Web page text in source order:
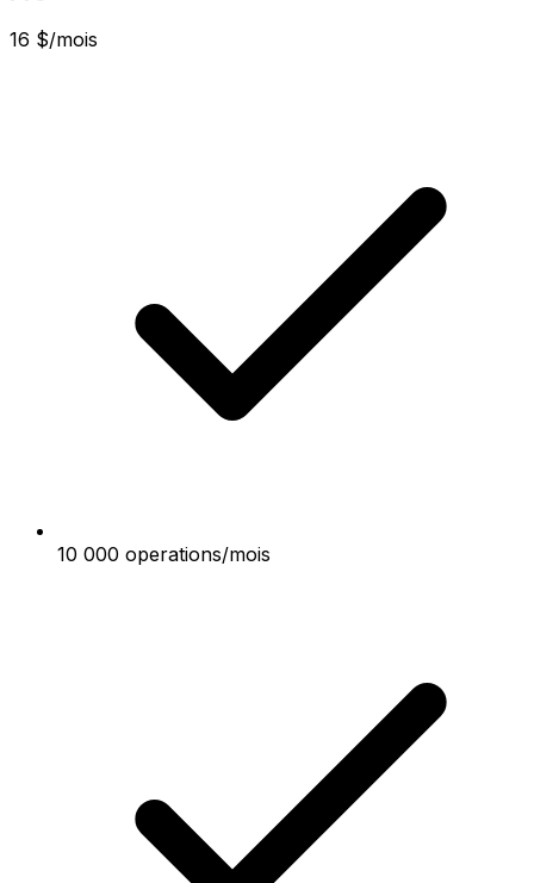
16 $/mois
10 000 operations/mois